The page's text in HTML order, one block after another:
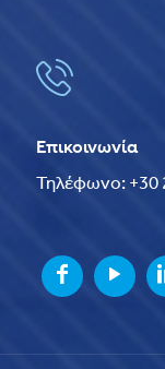
Επικοινωνία
Τηλέφωνο: +30